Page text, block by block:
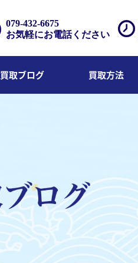
079-432-6675
お気軽にお電話ください
買取ブログ 買取方法